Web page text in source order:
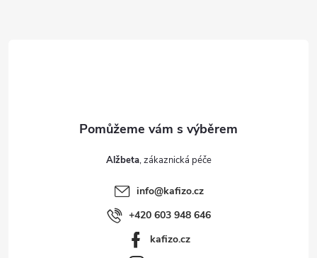
a
Alžbeta
info@kafizo.cz
+420 603 948 646
kafizo.cz